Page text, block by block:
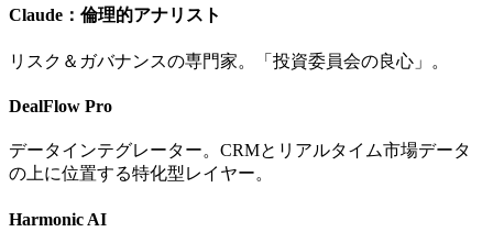
Claude：倫理的アナリスト
リスク＆ガバナンスの専門家。「投資委員会の良心」。
DealFlow Pro
データインテグレーター。CRMとリアルタイム市場データ
の上に位置する特化型レイヤー。
Harmonic AI